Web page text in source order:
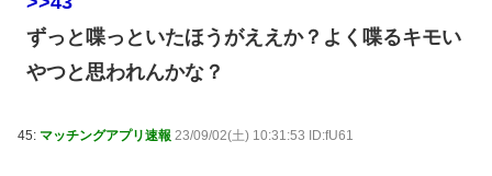
ずっと喋っといたほうがええか？よく喋るキモい
やつと思われんかな？
45: マッチングアプリ速報 23/09/02(土) 10:31:53 ID:fU61